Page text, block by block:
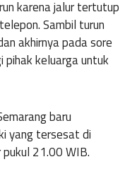
karena jalur tertutup
Sambil turun
akhirnya pada sore
pihak keluarga untuk
baru
yang tersesat di
21.00 WIB.